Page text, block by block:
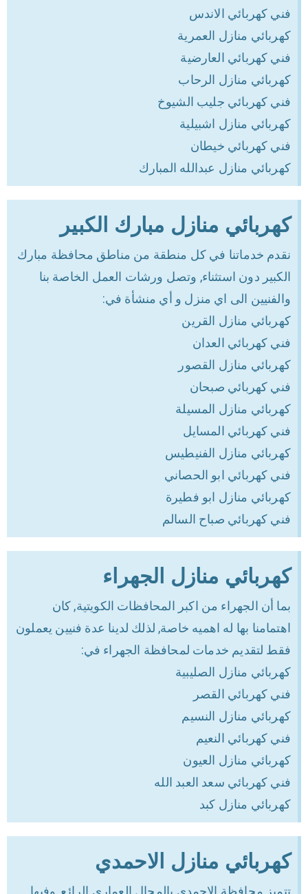
فني كهربائي الاندس
كهربائي منازل العمرية
فني كهربائي العارضية
كهربائي منازل الرحاب
فني كهربائي جليب الشيوخ
كهربائي منازل اشبيلية
فني كهربائي خيطان
كهربائي منازل عبدالله المبارك
كهربائي منازل مبارك الكبير
نقدم خدماتنا في كل منطقة من مناطق محافظة مبارك
الكبير دون استثناء, وتصل ورشات العمل الخاصة بنا
والفنيين الى اي منزل و أي منشأة في:
كهربائي منازل القرين
فني كهربائي العدان
كهربائي منازل القصور
فني كهربائي صبحان
كهربائي منازل المسيلة
فني كهربائي المسايل
كهربائي منازل الفنيطيس
فني كهربائي ابو الحصاني
كهربائي منازل ابو فطيرة
فني كهربائي صباح السالم
كهربائي منازل الجهراء
بما أن الجهراء من اكبر المحافظات الكويتية, كان
اهتمامنا بها له اهميه خاصة, لذلك لدينا عدة فنيين يعملون
فقط لتقديم خدمات لمحافظة الجهراء في:
كهربائي منازل الصليبية
فني كهربائي القصر
كهربائي منازل النسيم
فني كهربائي النعيم
كهربائي منازل العيون
فني كهربائي سعد العبد الله
كهربائي منازل كبد
كهربائي منازل الاحمدي
تتميز محافظة الاحمدي بالمجال العماري الرائع, وفيها